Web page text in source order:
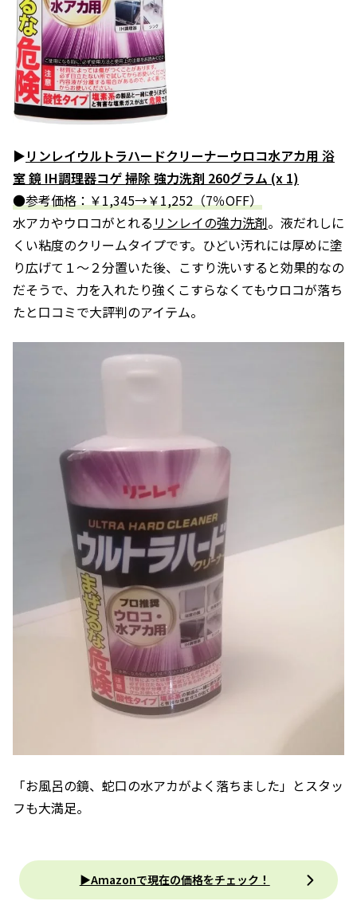
▶リンレイウルトラハードクリーナーウロコ水アカ用 浴
室 鏡 IH調理器コゲ 掃除 強力洗剤 260グラム (x 1)
●参考価格：￥1,345→￥1,252（7％OFF）
水アカやウロコがとれる リンレイの強力洗剤。液だれしに
くい粘度のクリームタイプです。ひどい汚れには厚めに塗
り広げて１～２分置いた後、こすり洗いすると効果的なの
だそうで、力を入れたり強くこすらなくてもウロコが落ち
たと口コミで大評判のアイテム。
「お風呂の鏡、蛇口の水アカがよく落ちました」とスタッ
フも大満足。
▶Amazonで現在の価格をチェック！